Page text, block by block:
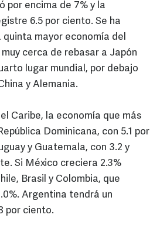
por encima de 7% y la
6.5 por ciento. Se ha
mayor economía del
cerca de rebasar a Japón
lugar mundial, por debajo
y Alemania.
Caribe, la economía que más
Dominicana, con 5.1 por
y Guatemala, con 3.2 y
Si México creciera 2.3%
Brasil y Colombia, que
Argentina tendrá un
por ciento.